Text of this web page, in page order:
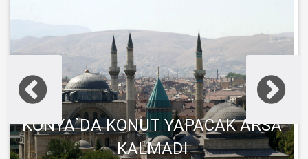
KONYA`DA KONUT YAPACAK ARSA
KALMADI